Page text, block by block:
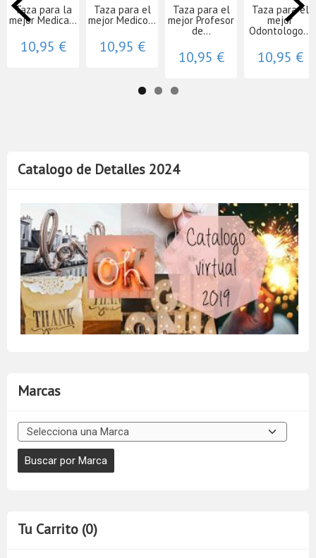
Catalogo de Detalles 2024
Marcas
Tu Carrito (0)
Taza para la
mejor Medica...
10,95 €
Taza para el
mejor Medico...
10,95 €
Taza para el
mejor Profesor
de...
10,95 €
Taza para el
mejor
Odontologo...
10,95 €